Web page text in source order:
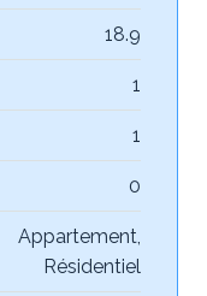
18.9
1
1
0
Appartement,
Résidentiel